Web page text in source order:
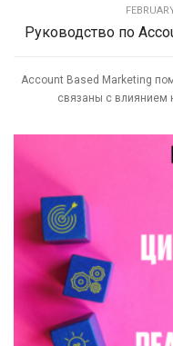
Руководство по
Account Based Marketing
связаны с влиянием